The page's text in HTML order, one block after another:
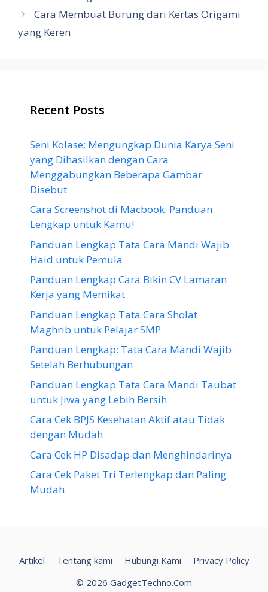
Cara Membuat Burung dari Kertas Origami
yang Keren
Recent Posts
Seni Kolase: Mengungkap Dunia Karya Seni
yang Dihasilkan dengan Cara
Menggabungkan Beberapa Gambar
Disebut
Cara Screenshot di Macbook: Panduan
Lengkap untuk Kamu!
Panduan Lengkap Tata Cara Mandi Wajib
Haid untuk Pemula
Panduan Lengkap Cara Bikin CV Lamaran
Kerja yang Memikat
Panduan Lengkap Tata Cara Sholat
Maghrib untuk Pelajar SMP
Panduan Lengkap: Tata Cara Mandi Wajib
Setelah Berhubungan
Panduan Lengkap Tata Cara Mandi Taubat
untuk Jiwa yang Lebih Bersih
Cara Cek BPJS Kesehatan Aktif atau Tidak
dengan Mudah
Cara Cek HP Disadap dan Menghindarinya
Cara Cek Paket Tri Terlengkap dan Paling
Mudah
Artikel Tentang kami Hubungi Kami
Privacy Policy
© 2026 GadgetTechno.Com